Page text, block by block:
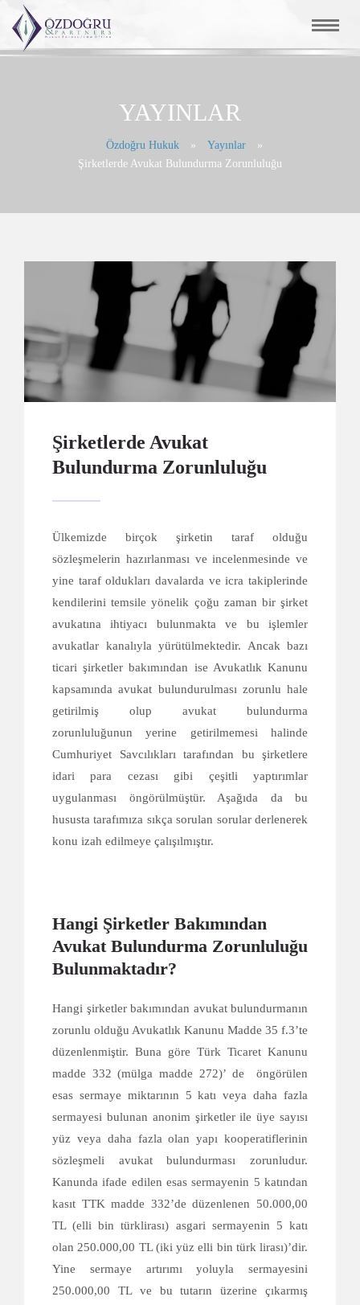
YAYINLAR
Özdoğru Hukuk » Yayınlar
»
Şirketlerde Avukat Bulundurma Zorunluluğu
Şirketlerde Avukat
Bulundurma Zorunluluğu
Ülkemizde birçok şirketin taraf olduğu
sözleşmelerin hazırlanması ve incelenmesinde ve
yine taraf oldukları davalarda ve icra takiplerinde
kendilerini temsile yönelik çoğu zaman bir şirket
avukatına ihtiyacı bulunmakta ve bu işlemler
avukatlar kanalıyla yürütülmektedir. Ancak bazı
ticari şirketler bakımından ise Avukatlık Kanunu
kapsamında avukat bulundurulması zorunlu hale
getirilmiş olup avukat bulundurma
zorunluluğunun yerine getirilmemesi halinde
Cumhuriyet Savcılıkları tarafından bu şirketlere
idari para cezası gibi çeşitli yaptırımlar
uygulanması öngörülmüştür. Aşağıda da bu
hususta tarafımıza sıkça sorulan sorular derlenerek
konu izah edilmeye çalışılmıştır.
Hangi Şirketler Bakımından
Avukat Bulundurma Zorunluluğu
Bulunmaktadır?
Hangi şirketler bakımından avukat bulundurmanın
zorunlu olduğu Avukatlık Kanunu Madde 35 f.3’te
düzenlenmiştir. Buna göre Türk Ticaret Kanunu
madde 332 (mülga madde 272)’ de öngörülen
esas sermaye miktarının 5 katı veya daha fazla
sermayesi bulunan anonim şirketler ile üye sayısı
yüz veya daha fazla olan yapı kooperatiflerinin
sözleşmeli avukat bulundurması zorunludur.
Kanunda ifade edilen esas sermayenin 5 katından
kasıt TTK madde 332’de düzenlenen 50.000,00
TL (elli bin türklirası) asgari sermayenin 5 katı
olan 250.000,00 TL (iki yüz elli bin türk lirası)’dir.
Yine sermaye artırımı yoluyla sermayesini
250.000,00 TL ve bu tutarın üzerine çıkarmış